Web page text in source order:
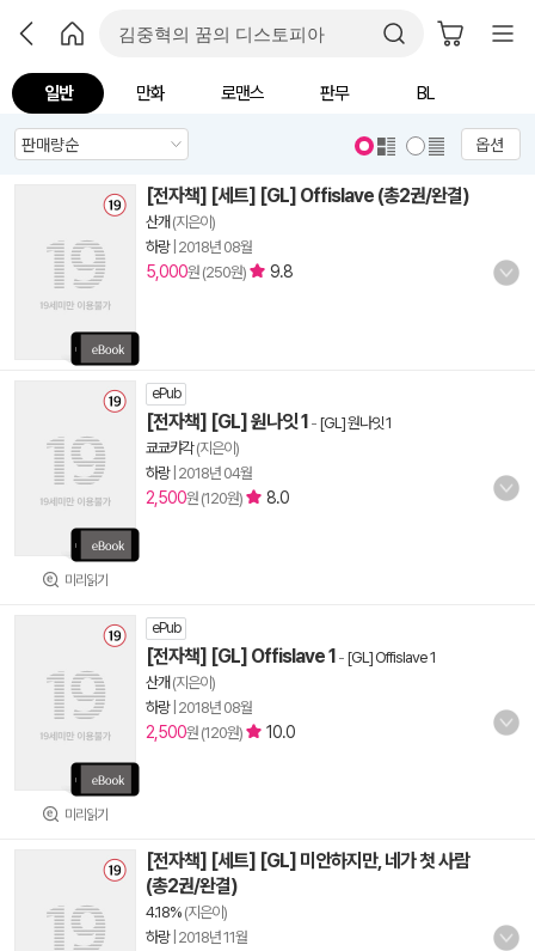
일반 만화 로맨스 판무 BL
옵션
[전자책] [세트] [GL] Offislave (총2권/완결)
산개 (지은이)
하랑| 2018년 08월
5,000원 (250원) 9.8
미리읽기
ePub
[전자책] [GL] 원나잇 1 - [GL] 원나잇 1
쿄쿄캬각(지은이)
하랑| 2018년 04월
2,500원 (120원) 8.0
미리읽기
ePub
[전자책] [GL] Offislave 1 - [GL] Offislave 1
산개 (지은이)
하랑| 2018년 08월
2,500원 (120원) 10.0
[전자책] [세트] [GL] 미안하지만, 네가 첫 사람
(총2권/완결)
4.18% (지은이)
하랑| 2018년 11월